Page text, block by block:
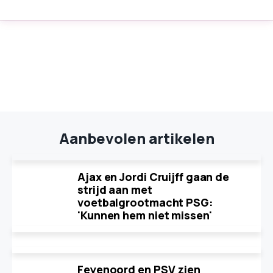
Aanbevolen artikelen
Ajax en Jordi Cruijff gaan de
strijd aan met
voetbalgrootmacht PSG:
'Kunnen hem niet missen'
Feyenoord en PSV zien